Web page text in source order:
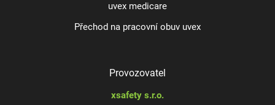
uvex medicare
Přechod na pracovní obuv uvex
Provozovatel
xsafety s.r.o.